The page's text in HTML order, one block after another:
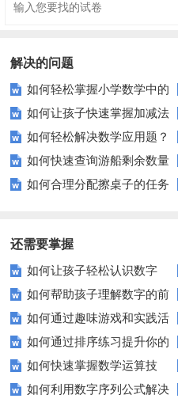
解决的问题
如何轻松掌握小学数学中的
数的比较技巧？
如何让孩子快速掌握加减法
运算？家长和老师必看的技巧与
策略
如何轻松解决数学应用题？
这里有你需要的所有技巧！
如何快速查询游船剩余数量
确保您的预订成功？
如何合理分配擦桌子的任务
还需要掌握
如何让孩子轻松认识数字
15？这些方法太实用了！
如何帮助孩子理解数字的前
后顺序？
如何通过趣味游戏和实践活
动让孩子轻松掌握数字顺序？
如何通过排序练习提升你的
逻辑思维能力？
如何快速掌握数学运算技
巧？四则运算实战指南
如何利用数字序列公式解决